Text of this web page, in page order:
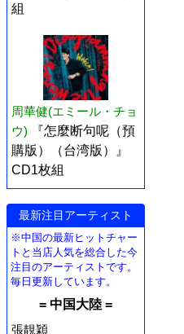
組
周華健(エミール・チョ
ウ)
『怎麼断句呢（預
購版）（台湾版）』
CD1枚組
最新注目アーティスト
※中国の最新ヒットチャー
トと当店人気を総合した今
注目のアーティストです。
毎日更新しています。
= 中国大陸 =
張靚穎